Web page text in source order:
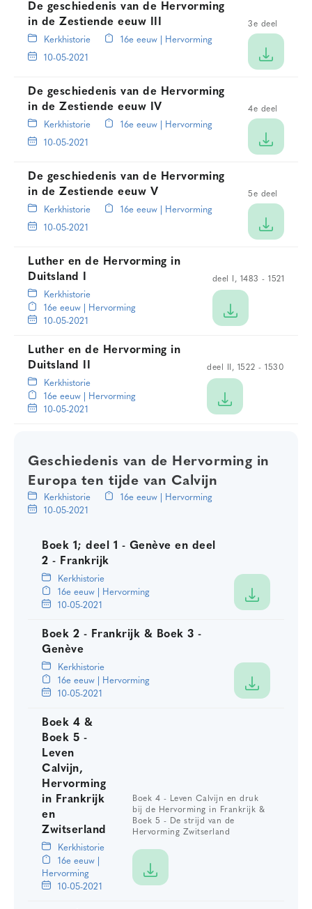
De geschiedenis van de Hervorming
in de Zestiende eeuw III
3e deel
Kerkhistorie
16e eeuw | Hervorming
10-05-2021
De geschiedenis van de Hervorming
in de Zestiende eeuw IV
4e deel
Kerkhistorie
16e eeuw | Hervorming
10-05-2021
De geschiedenis van de Hervorming
in de Zestiende eeuw V
5e deel
Kerkhistorie
16e eeuw | Hervorming
10-05-2021
Luther en de Hervorming in
Duitsland I
deel I, 1483 - 1521
Kerkhistorie
16e eeuw | Hervorming
10-05-2021
Luther en de Hervorming in
Duitsland II
deel II, 1522 - 1530
Kerkhistorie
16e eeuw | Hervorming
10-05-2021
Geschiedenis van de Hervorming in
Europa ten tijde van Calvijn
Kerkhistorie
16e eeuw | Hervorming
10-05-2021
Boek 1; deel 1 - Genève en deel
2 - Frankrijk
Kerkhistorie
16e eeuw | Hervorming
10-05-2021
Boek 2 - Frankrijk & Boek 3 -
Genève
Kerkhistorie
16e eeuw | Hervorming
10-05-2021
Boek 4 &
Boek 5 -
Leven
Calvijn,
Hervorming
in Frankrijk
en
Zwitserland
Boek 4 - Leven Calvijn en druk
bij de Hervorming in Frankrijk &
Boek 5 - De strijd van de
Hervorming Zwitserland
Kerkhistorie
16e eeuw |
Hervorming
10-05-2021